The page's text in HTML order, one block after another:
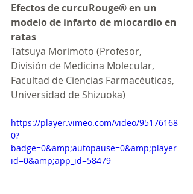
Efectos de curcuRouge® en un
modelo de infarto de miocardio en
ratas
Tatsuya Morimoto (Profesor,
División de Medicina Molecular,
Facultad de Ciencias Farmacéuticas,
Universidad de Shizuoka)
https://player.vimeo.com/video/95176168
0?
badge=0&amp;autopause=0&amp;player_
id=0&amp;app_id=58479